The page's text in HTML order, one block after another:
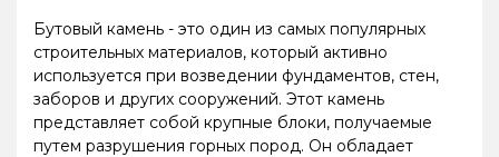
Бутовый камень - это один из самых популярных
строительных материалов, который активно
используется при возведении фундаментов, стен,
заборов и других сооружений. Этот камень
представляет собой крупные блоки, получаемые
путем разрушения горных пород. Он обладает